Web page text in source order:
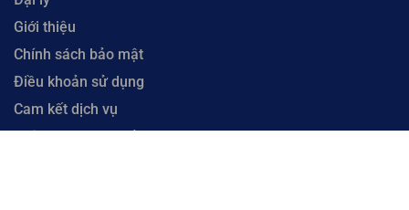
Giới thiệu
Chính sách bảo mật
Điều khoản sử dụng
Cam kết dịch vụ
Chính sách hoàn tiền